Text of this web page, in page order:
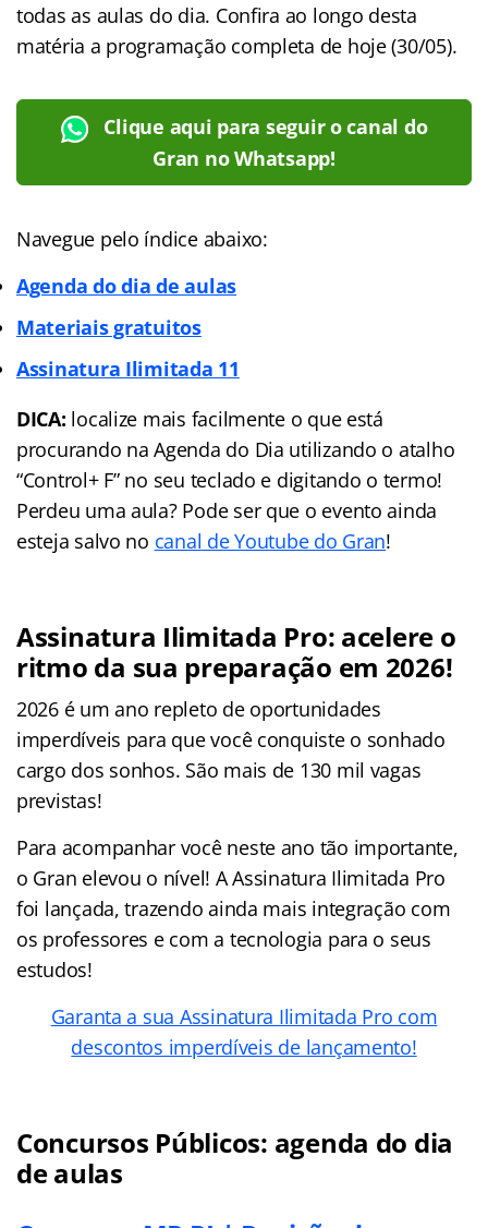
todas as aulas do dia. Confira ao longo desta
matéria a programação completa de hoje (30/05).
Clique aqui para seguir o canal do
Gran no Whatsapp!
Navegue pelo índice abaixo:
Agenda do dia de aulas
Materiais gratuitos
Assinatura Ilimitada 11
DICA: localize mais facilmente o que está
procurando na Agenda do Dia utilizando o atalho
“Control+ F” no seu teclado e digitando o termo!
Perdeu uma aula? Pode ser que o evento ainda
esteja salvo no canal de Youtube do Gran!
Assinatura Ilimitada Pro: acelere o
ritmo da sua preparação em 2026!
2026 é um ano repleto de oportunidades
imperdíveis para que você conquiste o sonhado
cargo dos sonhos. São mais de 130 mil vagas
previstas!
Para acompanhar você neste ano tão importante,
o Gran elevou o nível! A Assinatura Ilimitada Pro
foi lançada, trazendo ainda mais integração com
os professores e com a tecnologia para o seus
estudos!
Garanta a sua Assinatura Ilimitada Pro com
descontos imperdíveis de lançamento!
Concursos Públicos: agenda do dia
de aulas